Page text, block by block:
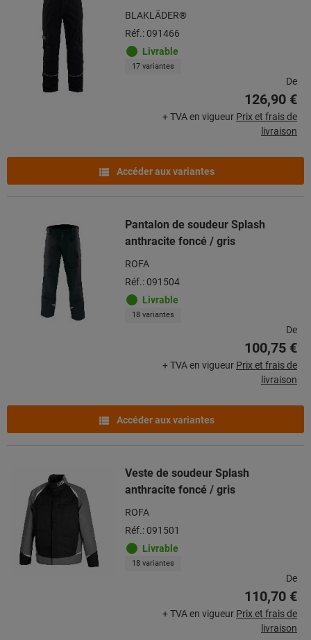
BLAKLÄDER®
Réf.: 091466
Livrable
17 variantes
De
126,90 €
+ TVA en vigueur Prix et frais de
livraison
Accéder aux variantes
Pantalon de soudeur Splash
anthracite foncé / gris
ROFA
Réf.: 091504
Livrable
18 variantes
De
100,75 €
+ TVA en vigueur Prix et frais de
livraison
Accéder aux variantes
Veste de soudeur Splash
anthracite foncé / gris
ROFA
Réf.: 091501
Livrable
18 variantes
De
110,70 €
+ TVA en vigueur Prix et frais de
livraison